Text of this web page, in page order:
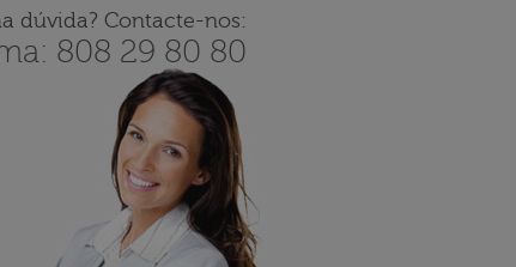
dúvida? Contacte-nos:
808 29 80 80